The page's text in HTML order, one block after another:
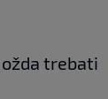
trebati